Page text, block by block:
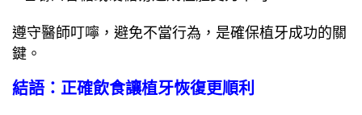
遵守醫師叮嚀，避免不當行為，是確保植牙成功的關
鍵。
結語：正確飲食讓植牙恢復更順利